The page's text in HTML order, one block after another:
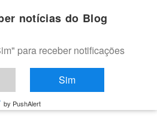
OPARÁ
Petrolina e do Vale do São
Francisco
notícias do Blog
para receber notificações
Sim
by PushAlert